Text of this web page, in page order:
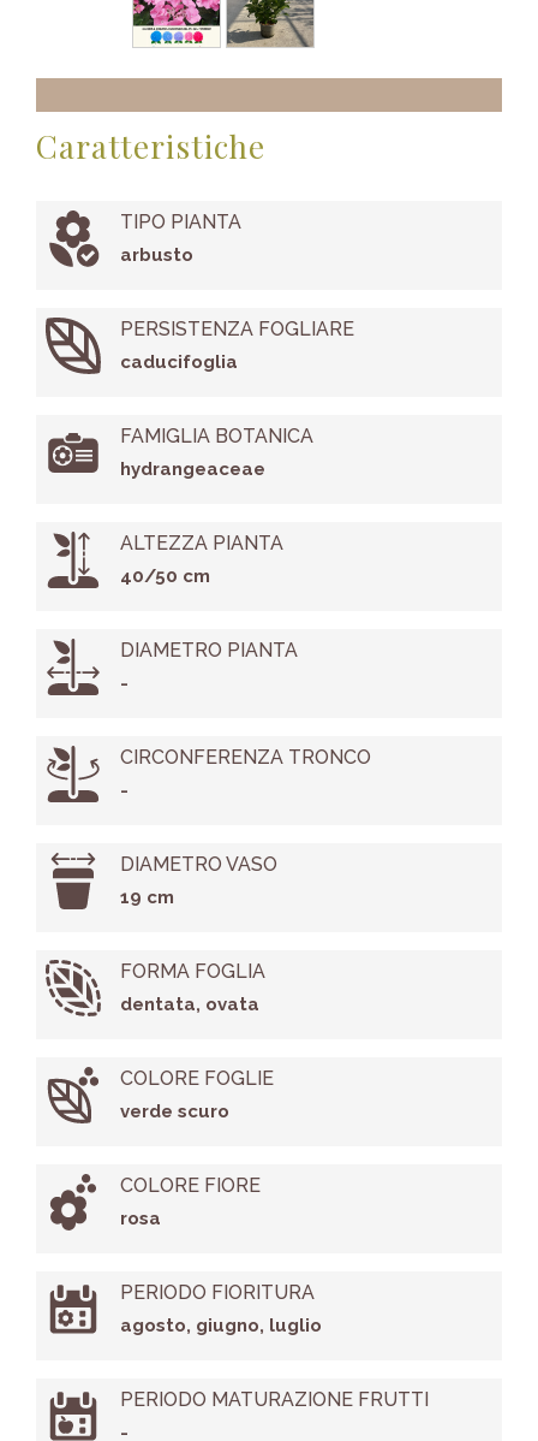
Caratteristiche
TIPO PIANTA
arbusto
PERSISTENZA FOGLIARE
caducifoglia
FAMIGLIA BOTANICA
hydrangeaceae
ALTEZZA PIANTA
40/50 cm
DIAMETRO PIANTA
-
CIRCONFERENZA TRONCO
-
DIAMETRO VASO
19 cm
FORMA FOGLIA
dentata, ovata
COLORE FOGLIE
verde scuro
COLORE FIORE
rosa
PERIODO FIORITURA
agosto, giugno, luglio
PERIODO MATURAZIONE FRUTTI
-